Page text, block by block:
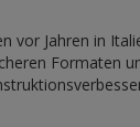
vor Jahren in
Formaten